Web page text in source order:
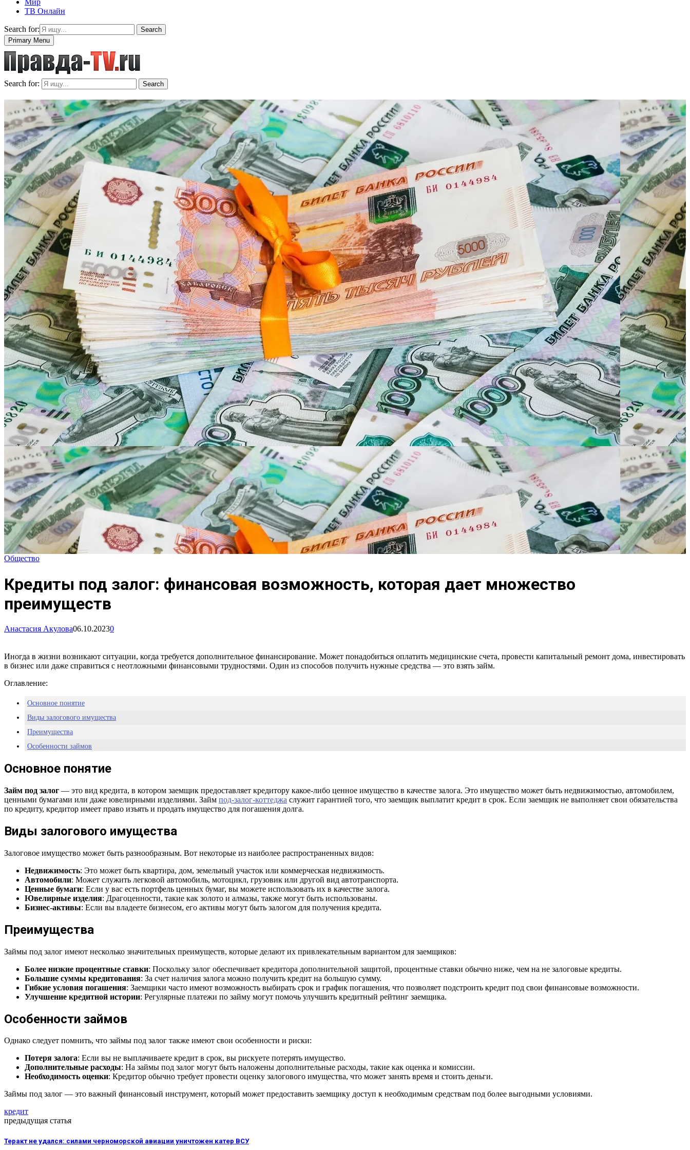
Мир
ТВ Онлайн
Search for:
Search
Primary Menu
Search for: Search
Общество
Кредиты под залог: финансовая возможность, которая дает множество
преимуществ
Анастасия Акулова06.10.20230
Иногда в жизни возникают ситуации, когда требуется дополнительное финансирование. Может понадобиться оплатить медицинские счета, провести капитальный ремонт дома, инвестировать
в бизнес или даже справиться с неотложными финансовыми трудностями. Один из способов получить нужные средства — это взять займ.
Оглавление:
Основное понятие
Виды залогового имущества
Преимущества
Особенности займов
Основное понятие
Займ под залог — это вид кредита, в котором заемщик предоставляет кредитору какое-либо ценное имущество в качестве залога. Это имущество может быть недвижимостью, автомобилем,
ценными бумагами или даже ювелирными изделиями. Займ под-залог-коттеджа служит гарантией того, что заемщик выплатит кредит в срок. Если заемщик не выполняет свои обязательства
по кредиту, кредитор имеет право изъять и продать имущество для погашения долга.
Виды залогового имущества
Залоговое имущество может быть разнообразным. Вот некоторые из наиболее распространенных видов:
Недвижимость: Это может быть квартира, дом, земельный участок или коммерческая недвижимость.
Автомобили: Может служить легковой автомобиль, мотоцикл, грузовик или другой вид автотранспорта.
Ценные бумаги: Если у вас есть портфель ценных бумаг, вы можете использовать их в качестве залога.
Ювелирные изделия: Драгоценности, такие как золото и алмазы, также могут быть использованы.
Бизнес-активы: Если вы владеете бизнесом, его активы могут быть залогом для получения кредита.
Преимущества
Займы под залог имеют несколько значительных преимуществ, которые делают их привлекательным вариантом для заемщиков:
Более низкие процентные ставки: Поскольку залог обеспечивает кредитора дополнительной защитой, процентные ставки обычно ниже, чем на не залоговые кредиты.
Большие суммы кредитования: За счет наличия залога можно получить кредит на большую сумму.
Гибкие условия погашения: Заемщики часто имеют возможность выбирать срок и график погашения, что позволяет подстроить кредит под свои финансовые возможности.
Улучшение кредитной истории: Регулярные платежи по займу могут помочь улучшить кредитный рейтинг заемщика.
Особенности займов
Однако следует помнить, что займы под залог также имеют свои особенности и риски:
Потеря залога: Если вы не выплачиваете кредит в срок, вы рискуете потерять имущество.
Дополнительные расходы: На займы под залог могут быть наложены дополнительные расходы, такие как оценка и комиссии.
Необходимость оценки: Кредитор обычно требует провести оценку залогового имущества, что может занять время и стоить деньги.
Займы под залог — это важный финансовый инструмент, который может предоставить заемщику доступ к необходимым средствам под более выгодными условиями.
кредит
предыдущая статья
Теракт не удался: силами черноморской авиации уничтожен катер ВСУ